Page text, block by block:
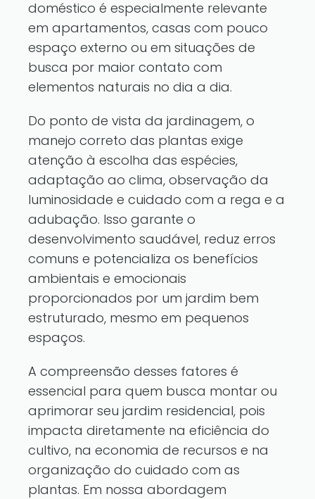
doméstico é especialmente relevante
em apartamentos, casas com pouco
espaço externo ou em situações de
busca por maior contato com
elementos naturais no dia a dia.
Do ponto de vista da jardinagem, o
manejo correto das plantas exige
atenção à escolha das espécies,
adaptação ao clima, observação da
luminosidade e cuidado com a rega e a
adubação. Isso garante o
desenvolvimento saudável, reduz erros
comuns e potencializa os benefícios
ambientais e emocionais
proporcionados por um jardim bem
estruturado, mesmo em pequenos
espaços.
A compreensão desses fatores é
essencial para quem busca montar ou
aprimorar seu jardim residencial, pois
impacta diretamente na eficiência do
cultivo, na economia de recursos e na
organização do cuidado com as
plantas. Em nossa abordagem